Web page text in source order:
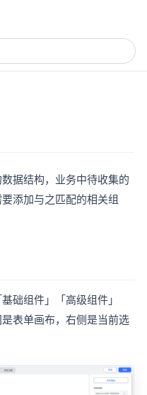
据结构，业务中待收集的
添加与之匹配的相关组
础组件」「高级组件」
表单画布，右侧是当前选